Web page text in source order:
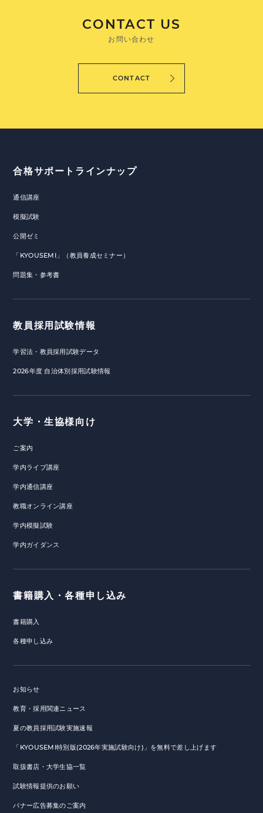
CONTACT US
お問い合わせ
CONTACT
合格サポートラインナップ
通信講座
模擬試験
公開ゼミ
「KYOUSEMI」（教員養成セミナー）
問題集・参考書
教員採用試験情報
学習法・教員採用試験データ
2026年度 自治体別採用試験情報
大学・生協様向け
ご案内
学内ライブ講座
学内通信講座
教職オンライン講座
学内模擬試験
学内ガイダンス
書籍購入・各種申し込み
書籍購入
各種申し込み
お知らせ
教育・採用関連ニュース
夏の教員採用試験実施速報
「KYOUSEMI特別版(2026年実施試験向け)」を無料で差し上げます
取扱書店・大学生協一覧
試験情報提供のお願い
バナー広告募集のご案内